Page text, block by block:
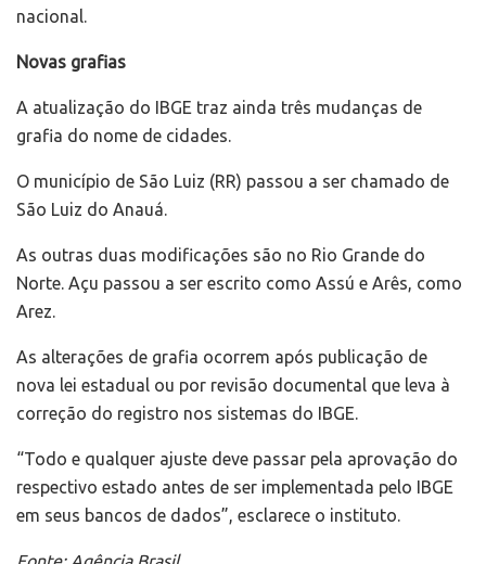
nacional.
Novas grafias
A atualização do IBGE traz ainda três mudanças de
grafia do nome de cidades.
O município de São Luiz (RR) passou a ser chamado de
São Luiz do Anauá.
As outras duas modificações são no Rio Grande do
Norte. Açu passou a ser escrito como Assú e Arês, como
Arez.
As alterações de grafia ocorrem após publicação de
nova lei estadual ou por revisão documental que leva à
correção do registro nos sistemas do IBGE.
“Todo e qualquer ajuste deve passar pela aprovação do
respectivo estado antes de ser implementada pelo IBGE
em seus bancos de dados”, esclarece o instituto.